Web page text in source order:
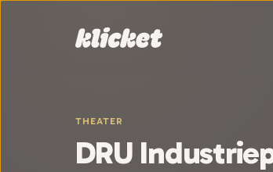
THEATER
DRU